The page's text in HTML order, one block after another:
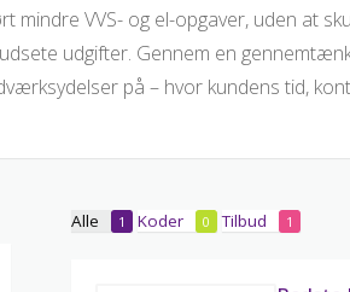
mindre VVS- og el-opgaver, uden at
udgifter. Gennem en
på – hvor kundens tid,
Alle 1 Koder 0 Tilbud 1